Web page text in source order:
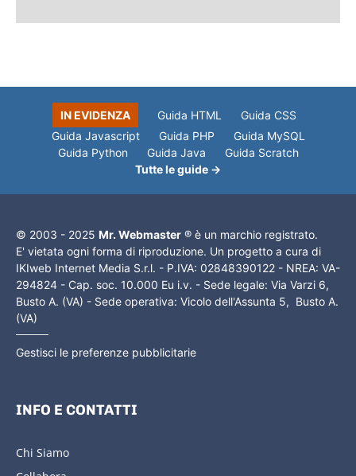
IN EVIDENZA Guida HTML
Guida CSS
Guida Javascript
Guida PHP
Guida MySQL
Guida Python
Guida Java
Guida Scratch
Tutte le guide →
© 2003 - 2025 Mr. Webmaster ® è un marchio registrato.
E' vietata ogni forma di riproduzione. Un progetto a cura di
IKIweb Internet Media S.r.l. - P.IVA: 02848390122 - NREA: VA-
294824 - Cap. soc. 10.000 Eu i.v. - Sede legale: Via Varzi 6,
Busto A. (VA) - Sede operativa: Vicolo dell'Assunta 5, Busto A.
(VA)
Gestisci le preferenze pubblicitarie
INFO E CONTATTI
Chi Siamo